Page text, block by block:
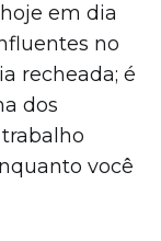
hoje em dia
no
recheada; é
dos
você